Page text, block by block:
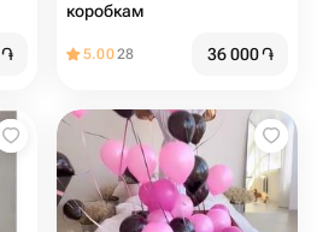
֏
коробкам
5.0028 36 000֏